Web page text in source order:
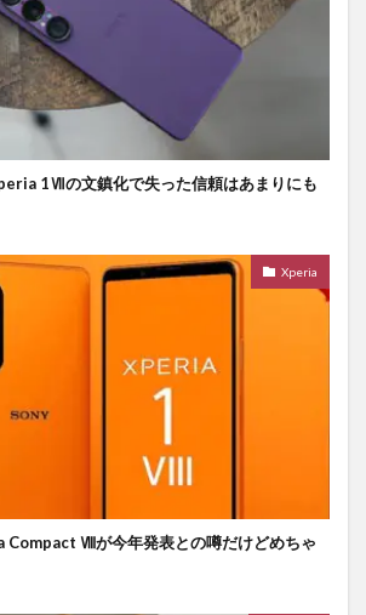
1Ⅶの文鎮化で失った信頼はあまりにも
Xperia
Compact Ⅷが今年発表との噂だけどめちゃ